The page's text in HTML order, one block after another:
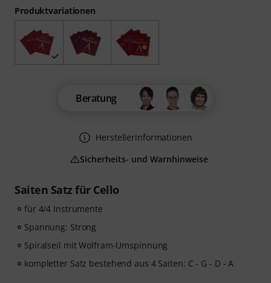
Saiten Satz für Cello
für 4/4 Instrumente
Spannung: Strong
Spiralseil mit Wolfram-Umspinnung
kompletter Satz bestehend aus 4 Saiten: C - G - D - A
Produktvariationen
Beratung
Herstellerinformationen
Sicherheits- und Warnhinweise